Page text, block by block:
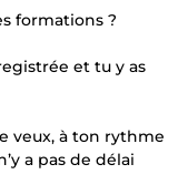
formations ?
et tu y as
veux, à ton rythme
a pas de délai